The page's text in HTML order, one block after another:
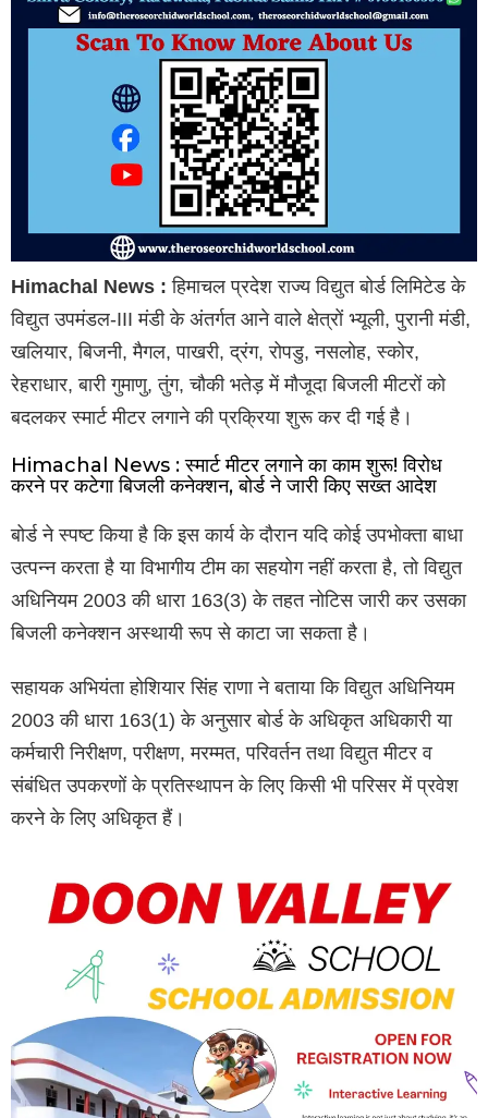
Himachal News : हिमाचल प्रदेश राज्य विद्युत बोर्ड लिमिटेड के
विद्युत उपमंडल-III मंडी के अंतर्गत आने वाले क्षेत्रों भ्यूली, पुरानी मंडी,
खलियार, बिजनी, मैगल, पाखरी, द्रंग, रोपडु, नसलोह, स्कोर,
रेहराधार, बारी गुमाणु, तुंग, चौकी भतेड़ में मौजूदा बिजली मीटरों को
बदलकर स्मार्ट मीटर लगाने की प्रक्रिया शुरू कर दी गई है।
Himachal News : स्मार्ट मीटर लगाने का काम शुरू! विरोध
करने पर कटेगा बिजली कनेक्शन, बोर्ड ने जारी किए सख्त आदेश
बोर्ड ने स्पष्ट किया है कि इस कार्य के दौरान यदि कोई उपभोक्ता बाधा
उत्पन्न करता है या विभागीय टीम का सहयोग नहीं करता है, तो विद्युत
अधिनियम 2003 की धारा 163(3) के तहत नोटिस जारी कर उसका
बिजली कनेक्शन अस्थायी रूप से काटा जा सकता है।
सहायक अभियंता होशियार सिंह राणा ने बताया कि विद्युत अधिनियम
2003 की धारा 163(1) के अनुसार बोर्ड के अधिकृत अधिकारी या
कर्मचारी निरीक्षण, परीक्षण, मरम्मत, परिवर्तन तथा विद्युत मीटर व
संबंधित उपकरणों के प्रतिस्थापन के लिए किसी भी परिसर में प्रवेश
करने के लिए अधिकृत हैं।